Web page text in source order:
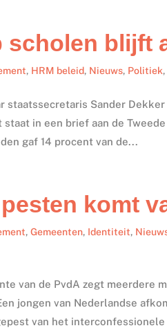
scholen blijft
, HRM beleid, Nieuws, Politiek
staatssecretaris Sander
in een brief aan de
gaf 14 procent van de...
komt
,Gemeenten, Identiteit,
van de PvdA zegt meerdere
jongen van Nederlandse
van het